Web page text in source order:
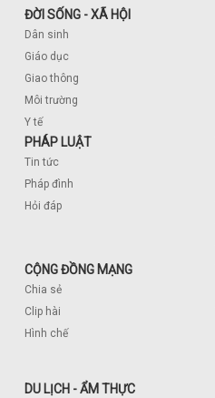
ĐỜI SỐNG - XÃ HỘI
Dân sinh
Giáo dục
Giao thông
Môi trường
Y tế
PHÁP LUẬT
Tin tức
Pháp đình
Hỏi đáp
CỘNG ĐỒNG MẠNG
Chia sẻ
Clip hài
Hình chế
DU LỊCH - ẨM THỰC